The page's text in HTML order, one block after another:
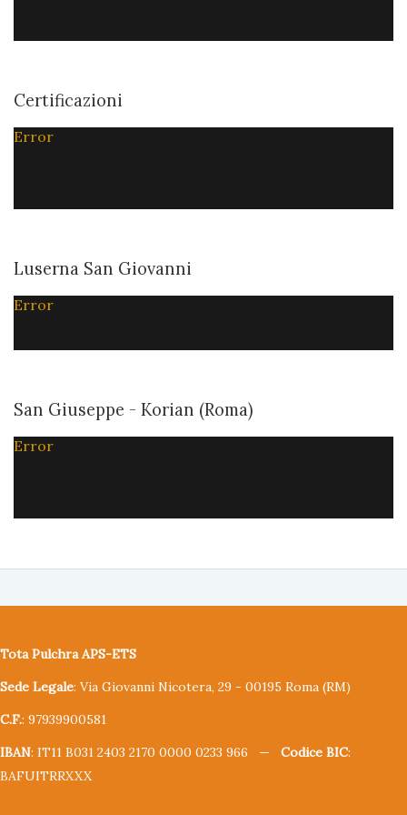
Certificazioni
Error
Luserna San Giovanni
Error
San Giuseppe - Korian (Roma)
Error
Tota Pulchra APS-ETS
Sede Legale: Via Giovanni Nicotera, 29 - 00195 Roma (RM)
C.F.: 97939900581
IBAN: IT11 B031 2403 2170 0000 0233 966 — Codice BIC:
BAFUITRRXXX